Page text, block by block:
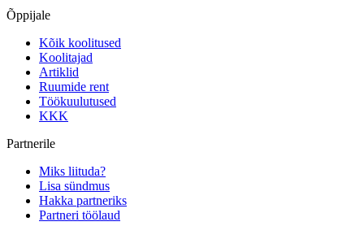
Õppijale
Kõik koolitused
Koolitajad
Artiklid
Ruumide rent
Töökuulutused
KKK
Partnerile
Miks liituda?
Lisa sündmus
Hakka partneriks
Partneri töölaud